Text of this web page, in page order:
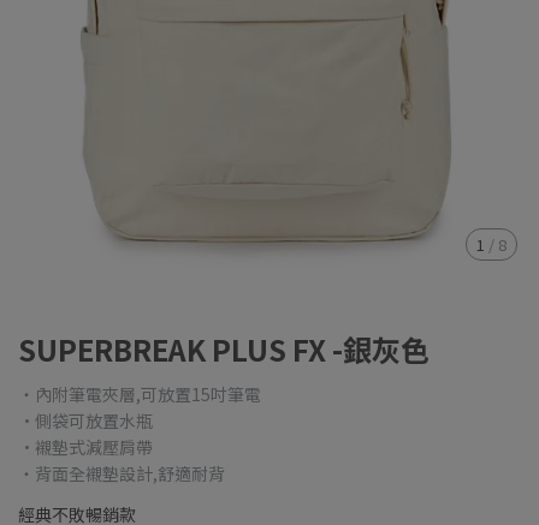
1 / 8
SUPERBREAK PLUS FX -銀灰色
・內附筆電夾層,可放置15吋筆電
·側袋可放置水瓶
·襯墊式減壓肩帶
・背面全襯墊設計,舒適耐背
經典不敗暢銷款